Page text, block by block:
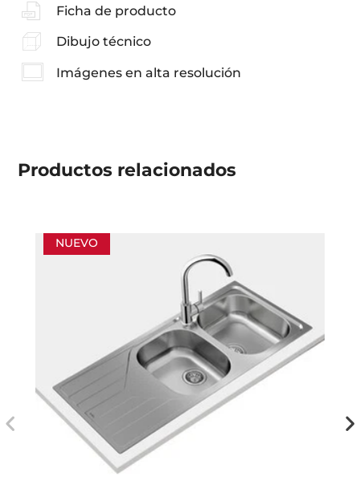
Ficha de producto
Dibujo técnico
Imágenes en alta resolución
Productos relacionados
NUEVO